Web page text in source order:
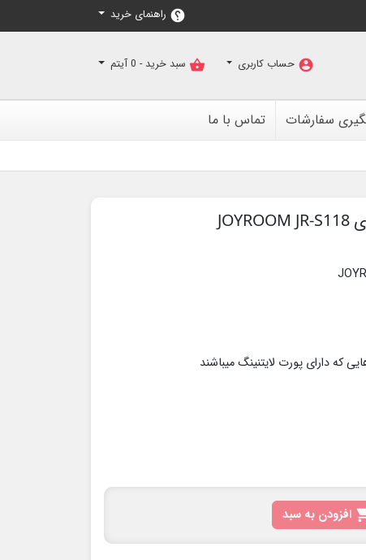
help راهنمای خرید
account_circle حساب کاربری shopping_basket سبد خرید - 0 آیتم
سفارشات تماس با ما
که دارای پورت لایتنینگ میباشند